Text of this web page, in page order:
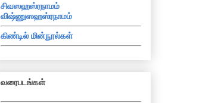
சிவஸஹஸ்ரநாமம்
விஷ்ணுஸஹஸ்ரநாமம்
கிண்டில் மின்நூல்கள்
வரைபடங்கள்